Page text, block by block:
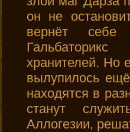
он не
вернёт
хранителей. Но
вылупилось
находятся в
станут
Аллогезии,